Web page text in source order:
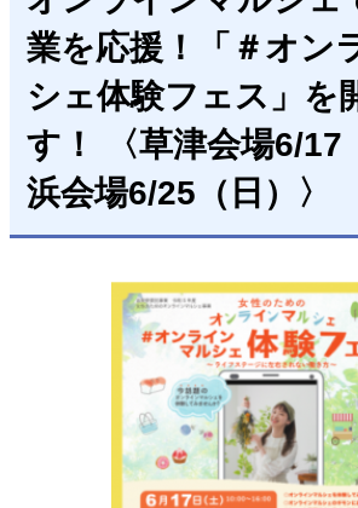
業を応援！「＃オン
シェ体験フェス」を
す！ 〈草津会場6/17
浜会場6/25（日）〉